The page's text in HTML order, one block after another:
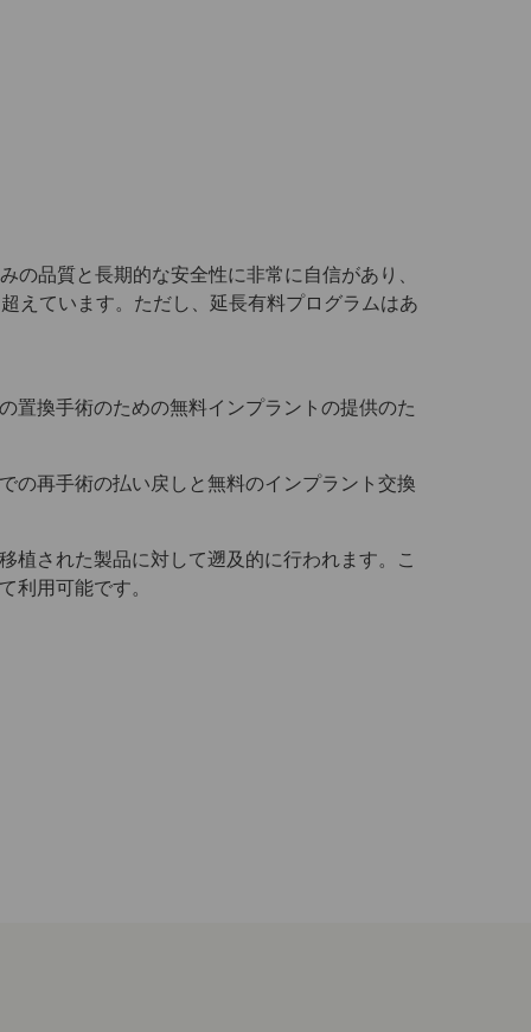
の品質と長期的な安全性に非常に自信があり、
えています。ただし、延長有料プログラムはあ
置換手術のための無料インプラントの提供のた
の再手術の払い戻しと無料のインプラント交換
植された製品に対して遡及的に行われます。こ
利用可能です。